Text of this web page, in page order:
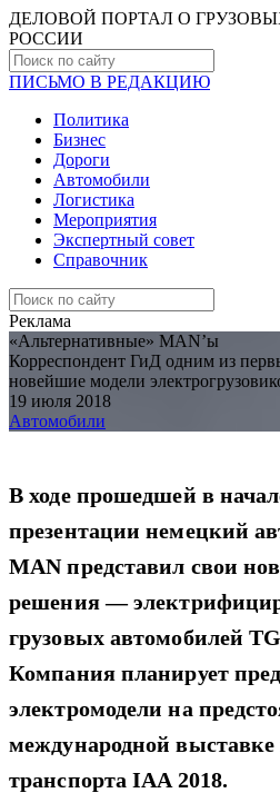
ДЕЛОВОЙ ПОРТАЛ О
РОCСИИ
ПИСЬМО В РЕДАКЦИЮ
Политика
Бизнес
Дороги
Автомобили
Логистика
Мероприятия
Экспертный совет
Справочник
Реклама
«Альтернативные» MAN’ы
Корреспондент ГиД одним из
новейшие модели
19 июля 2018
Автомобили
В ходе прошедшей в
презентации немецкий
MAN представил свои
решения —
грузовых автомобилей
Компания планирует
электромодели на
международной выставке
транспорта IAA 2018.